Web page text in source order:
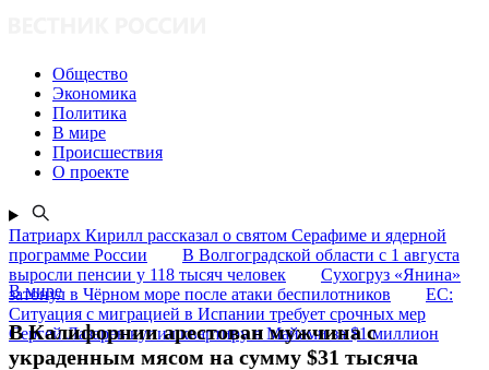
Общество
Экономика
Политика
В мире
Происшествия
О проекте
Патриарх Кирилл рассказал о святом Серафиме и ядерной
программе России
В Волгоградской области с 1 августа
выросли пенсии у 118 тысяч человек
Сухогруз «Янина»
затонул в Чёрном море после атаки беспилотников
ЕС:
Ситуация с миграцией в Испании требует срочных мер
Сергей Лазарев купил квартиру в Майами за $1 миллион
В мире
В Калифорнии арестован мужчина с
украденным мясом на сумму $31 тысяча